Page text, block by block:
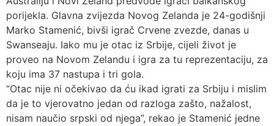
porijekla. Glavna zvijezda Novog Zelanda je 24-godišnji
Marko Stamenić, bivši igrač Crvene zvezde, danas u
Swanseaju. Iako mu je otac iz Srbije, cijeli život je
proveo na Novom Zelandu i igra za tu reprezentaciju, za
koju ima 37 nastupa i tri gola.
“Otac nije ni očekivao da ću ikad igrati za Srbiju i mislim
da je to vjerovatno jedan od razloga zašto, nažalost,
nisam naučio srpski od njega”, rekao je Stamenić jedne